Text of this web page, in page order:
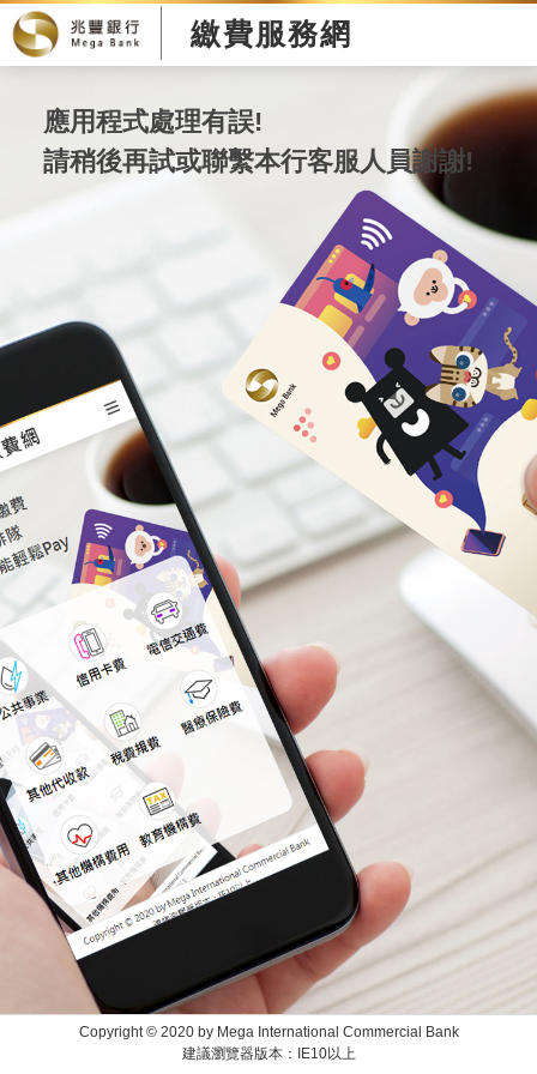
繳費服務網
應用程式處理有誤!
請稍後再試或聯繫本行客服人員謝謝!
Copyright © 2020 by Mega International Commercial Bank
建議瀏覽器版本：IE10以上